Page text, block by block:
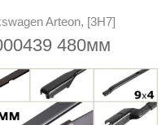
Arteon, [3H7]
480мм